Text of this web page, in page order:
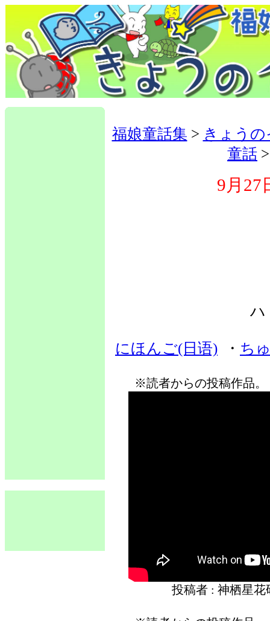
福娘童話集 > きょう
童話
9月27
ハ
にほんご(日语) ・ ち
※読者からの投稿作品
投稿者 : 神栖星